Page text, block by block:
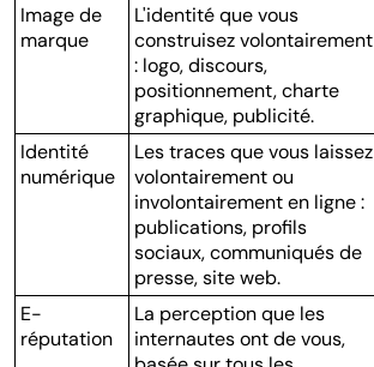
Image de
marque
L'identité que vous
construisez volontairement
: logo, discours,
positionnement, charte
graphique, publicité.
Identité
numérique
Les traces que vous laissez
volontairement ou
involontairement en ligne :
publications, profils
sociaux, communiqués de
presse, site web.
E-
réputation
La perception que les
internautes ont de vous,